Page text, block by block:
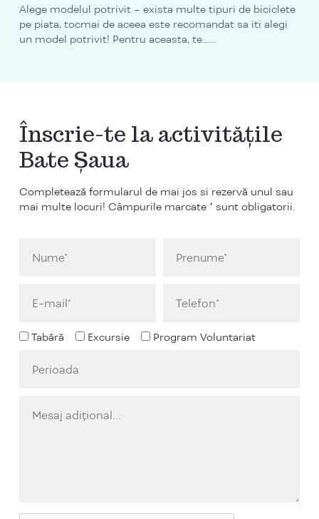
Alege modelul potrivit – exista multe tipuri de biciclete
pe piata, tocmai de aceea este recomandat sa iti alegi
un model potrivit! Pentru aceasta, te…...
Înscrie-te la activitățile
Bate Șaua
Completează formularul de mai jos si rezervă unul sau
mai multe locuri! Câmpurile marcate * sunt obligatorii.
Tabără Excursie Program Voluntariat